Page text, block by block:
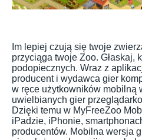
Im lepiej czują się twoje
przyciąga twoje Zoo. Głaskaj,
podopiecznych. Wraz z
producent i wydawca gier
w ręce użytkowników mobilną
uwielbianych gier
Dzięki temu w MyFreeZoo
iPadzie, iPhonie,
producentów. Mobilna wersja